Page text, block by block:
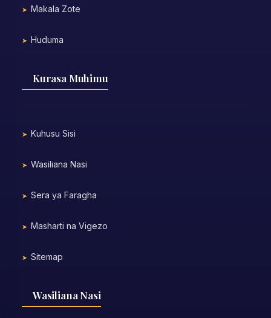
Makala Zote
Huduma
Kurasa Muhimu
Kuhusu Sisi
Wasiliana Nasi
Sera ya Faragha
Masharti na Vigezo
Sitemap
Wasiliana Nasi